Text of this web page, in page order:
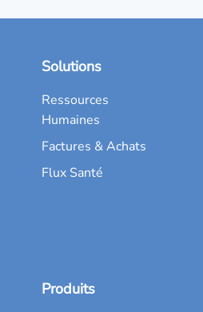
Solutions
Ressources
Humaines
Factures & Achats
Flux Santé
Produits